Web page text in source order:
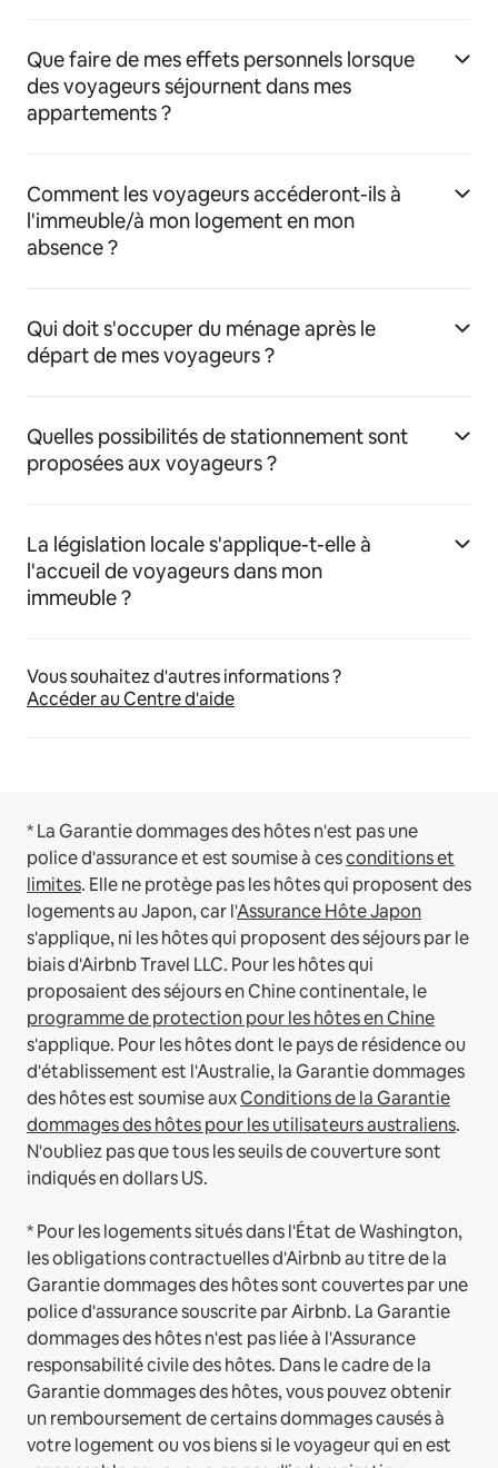
Que faire de mes effets personnels lorsque
des voyageurs séjournent dans mes
appartements ?
Comment les voyageurs accéderont-ils à
l'immeuble/à mon logement en mon
absence ?
Qui doit s'occuper du ménage après le
départ de mes voyageurs ?
Quelles possibilités de stationnement sont
proposées aux voyageurs ?
La législation locale s'applique-t-elle à
l'accueil de voyageurs dans mon
immeuble ?
Vous souhaitez d'autres informations ?
Accéder au Centre d'aide
* La Garantie dommages des hôtes n'est pas une
police d'assurance et est soumise à cesconditions et
limites. Elle ne protège pas les hôtes qui proposent des
logements au Japon, car l'Assurance Hôte Japon
s'applique, ni les hôtes qui proposent des séjours par le
biais d'Airbnb Travel LLC. Pour les hôtes qui
proposaient des séjours en Chine continentale, le
programme de protection pour les hôtes en Chine
s'applique. Pour les hôtes dont le pays de résidence ou
d'établissement est l'Australie, la Garantie dommages
des hôtes est soumise auxConditions de la Garantie
dommages des hôtes pour les utilisateurs australiens.
N'oubliez pas que tous les seuils de couverture sont
indiqués en dollars US.
* Pour les logements situés dans l'État de Washington,
les obligations contractuelles d'Airbnb au titre de la
Garantie dommages des hôtes sont couvertes par une
police d'assurance souscrite par Airbnb. La Garantie
dommages des hôtes n'est pas liée à l'Assurance
responsabilité civile des hôtes. Dans le cadre de la
Garantie dommages des hôtes, vous pouvez obtenir
un remboursement de certains dommages causés à
votre logement ou vos biens si le voyageur qui en est